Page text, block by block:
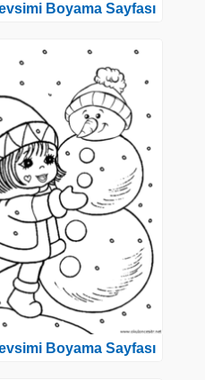
Boyama Sayfası
Boyama Sayfası